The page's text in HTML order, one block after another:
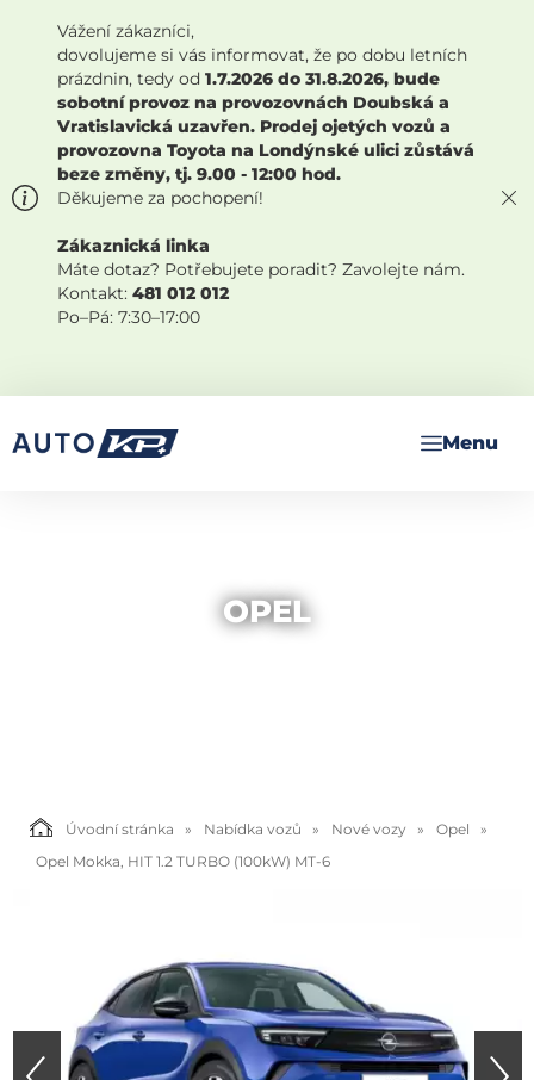
Vážení zákazníci,
dovolujeme si vás informovat, že po dobu letních
prázdnin, tedy od 1.7.2026 do 31.8.2026, bude
sobotní provoz na provozovnách Doubská a
Vratislavická uzavřen. Prodej ojetých vozů a
provozovna Toyota na Londýnské ulici zůstává
beze změny, tj. 9.00 - 12:00 hod.
Děkujeme za pochopení!
Zákaznická linka
Máte dotaz? Potřebujete poradit? Zavolejte nám.
Kontakt: 481 012 012
Po–Pá: 7:30–17:00
OPEL
Úvodní stránka Nabídka vozů Nové vozy
Opel
Opel Mokka, HIT 1.2 TURBO (100kW) MT-6